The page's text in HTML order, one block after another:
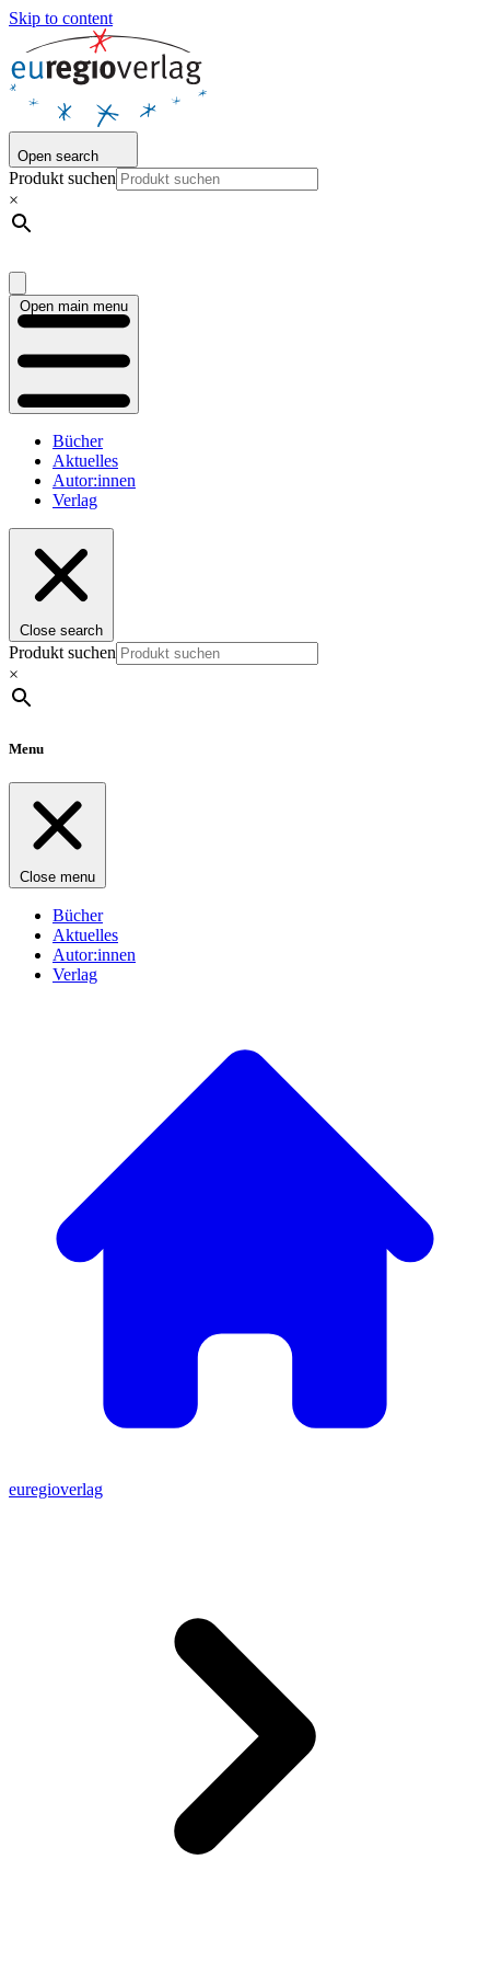
Skip to content
Open search
Produkt suchen
×
Open main menu
Bücher
Aktuelles
Autor:innen
Verlag
Close search
Produkt suchen
×
Menu
Close menu
Bücher
Aktuelles
Autor:innen
Verlag
euregioverlag